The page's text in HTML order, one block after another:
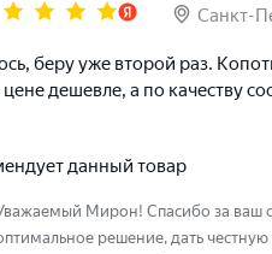
Санкт-
беру уже второй раз.
дешевле, а по качеству
данный товар
Мирон! Спасибо за ваш
решение, дать